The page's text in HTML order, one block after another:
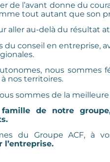
de l’avant donne du
tout autant que son
aller au-delà du résultat
du conseil en entreprise,
nous sommes
nos territoires.
sommes de la meilleure
de notre
du Groupe ACF, à
l’entreprise.